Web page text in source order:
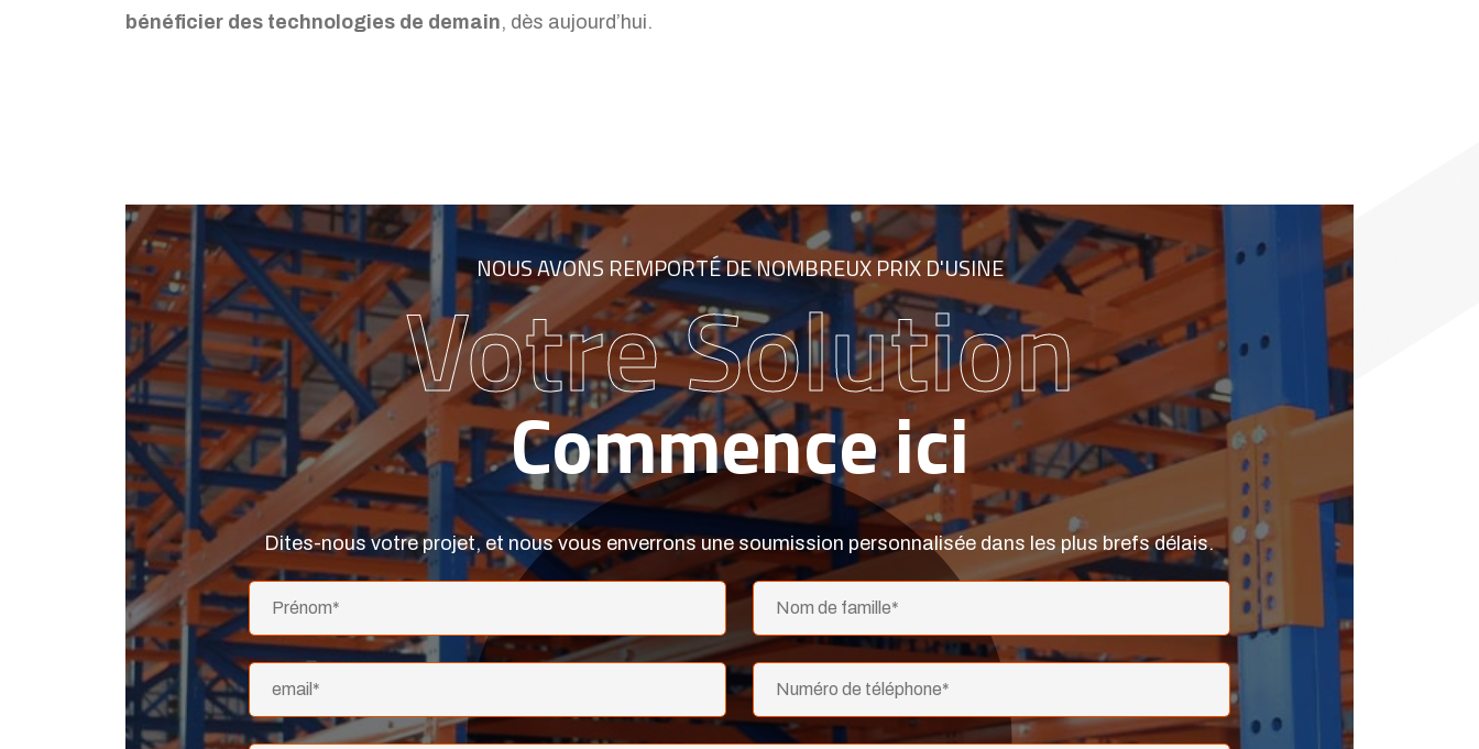
bénéficier des technologies de demain, dès aujourd’hui.
NOUS AVONS REMPORTÉ DE NOMBREUX PRIX D'USINE
Votre Solution
Commence ici
Dites-nous votre projet, et nous vous enverrons une soumission personnalisée dans les plus brefs délais.